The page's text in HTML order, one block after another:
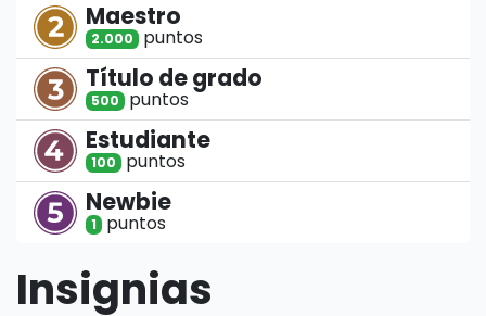
Maestro
2.000 puntos
Título de grado
500 puntos
Estudiante
100 puntos
Newbie
1 puntos
Insignias